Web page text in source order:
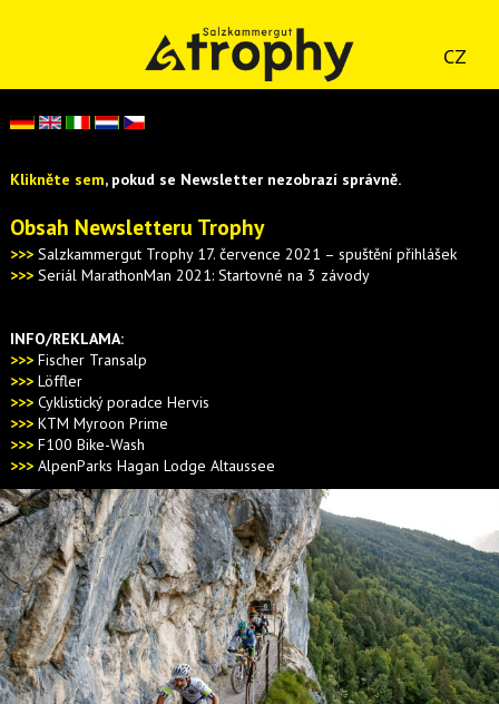
CZ
Klikněte sem, pokud se Newsletter nezobrazí správně.
Obsah Newsletteru Trophy
>>> Salzkammergut Trophy 17. července 2021 – spuštění přihlášek
>>> Seriál MarathonMan 2021: Startovné na 3 závody
INFO/REKLAMA:
>>> Fischer Transalp
>>> Löffler
>>> Cyklistický poradce Hervis
>>> KTM Myroon Prime
>>> F100 Bike-Wash
>>> AlpenParks Hagan Lodge Altaussee